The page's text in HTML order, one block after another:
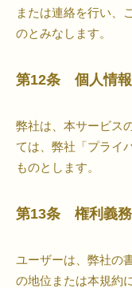
または連絡を行い、
のとみなします。
第12条 個人情
弊社は、本サービス
ては、弊社「プライ
ものとします。
第13条 権利義
ユーザーは、弊社の
の地位または本規約